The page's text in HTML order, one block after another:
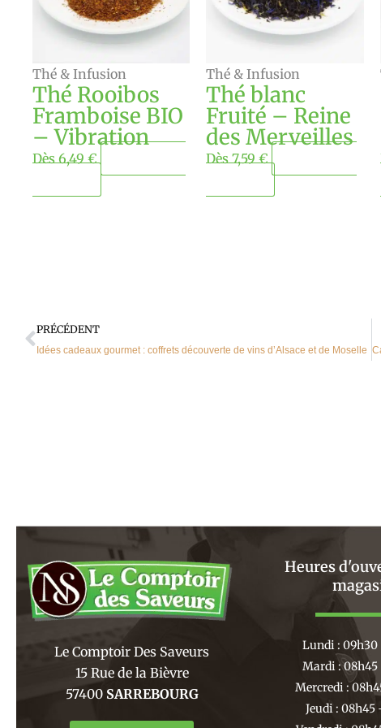
Thé & Infusion
Thé Rooibos
Framboise BIO
– Vibration
Dès 6,49 €
Les
options
être
choisies
sur
la
Thé & Infusion
Thé blanc
Fruité – Reine
des Merveilles
Dès7,59€
Les
options
être
choisies
sur
la
page
Précédent
PRÉCÉDENT
Idées cadeaux gourmet : coffrets découverte de vins d’Alsace et de Moselle
Le Comptoir Des Saveurs
15 Rue de la Bièvre
57400 SARREBOURG
Heures
Lundi : 09h30
Mardi : 08h45
Mercredi :
Jeudi : 08h45